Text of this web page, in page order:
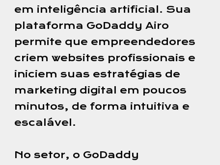
em inteligência artificial. Sua
plataforma GoDaddy Airo
permite que empreendedores
criem websites profissionais e
iniciem suas estratégias de
marketing digital em poucos
minutos, de forma intuitiva e
escalável.
No setor, o GoDaddy